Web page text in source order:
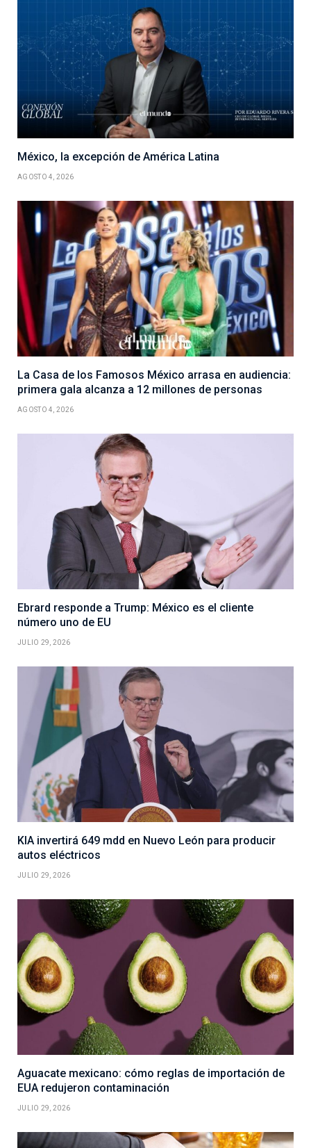
México, la excepción de América Latina
AGOSTO 4, 2026
La Casa de los Famosos México arrasa en audiencia:
primera gala alcanza a 12 millones de personas
AGOSTO 4, 2026
Ebrard responde a Trump: México es el cliente
número uno de EU
JULIO 29, 2026
KIA invertirá 649 mdd en Nuevo León para producir
autos eléctricos
JULIO 29, 2026
Aguacate mexicano: cómo reglas de importación de
EUA redujeron contaminación
JULIO 29, 2026